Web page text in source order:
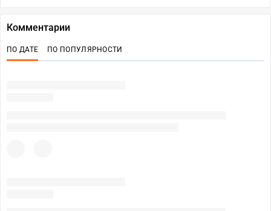
Комментарии
ПО ДАТЕ ПО ПОПУЛЯРНОСТИ